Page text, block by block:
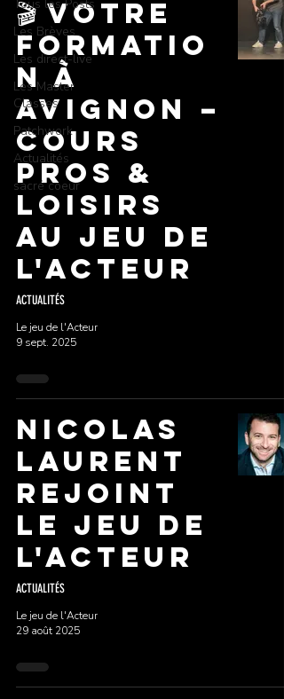
Tous les Posts
Les Brèves
Les direct-live
Les Master
Classes
Patchwork
Actualités
sacré coeur
🎬 Votre
Formatio
n à
Avignon –
Cours
Pros &
Loisirs
au Jeu de
l'Acteur
ACTUALITÉS
Le jeu de l'Acteur
9 sept. 2025
Nicolas
Laurent
rejoint
Le jeu de
l'Acteur
ACTUALITÉS
Le jeu de l'Acteur
29 août 2025